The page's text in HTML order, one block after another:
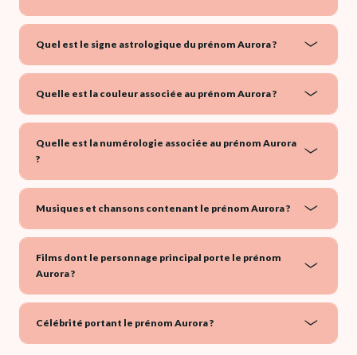
Quel est le signe astrologique du prénom Aurora ?
Quelle est la couleur associée au prénom Aurora ?
Quelle est la numérologie associée au prénom Aurora
?
Musiques et chansons contenant le prénom Aurora ?
Films dont le personnage principal porte le prénom
Aurora ?
Célébrité portant le prénom Aurora ?